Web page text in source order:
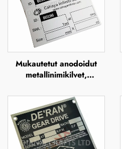
Mukautetut anodoidut
metallinimikilvet,